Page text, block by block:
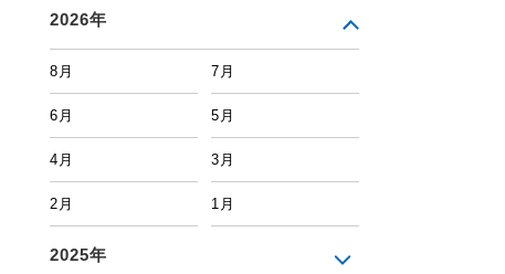
2026年
8月 7月
6月 5月
4月 3月
2月 1月
2025年